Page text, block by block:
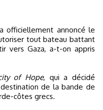
tout bateau battant
vers Gaza, a-t-on appris
of Hope, qui a décidé
de la bande de
côtes grecs.